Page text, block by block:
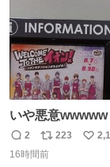
いや悪意wwwww
返
信
2
リ
ポ
223
い
16時間前